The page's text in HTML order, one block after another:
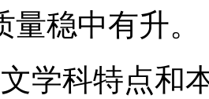
稳中有升。
学科特点和